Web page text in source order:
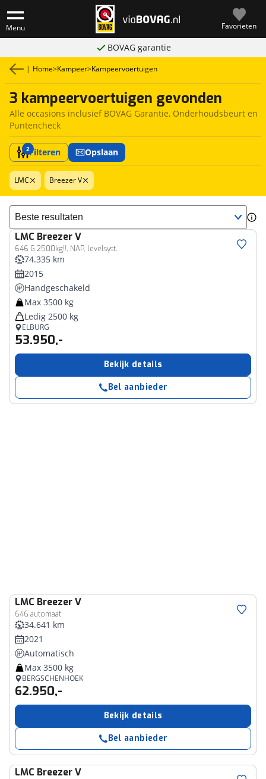
Menu Favorieten
BOVAG garantie
| Home>Kampeer>Kampeervoertuigen
3 kampeervoertuigen gevonden
Alle occasions inclusief BOVAG Garantie, Onderhoudsbeurt en
Puntencheck
2Filteren Opslaan
LMC Breezer V
Sorteer resultaten
LMC Breezer V
646 G 2500kg!!, NAP, levelsyst.
74.335 km
2015
Handgeschakeld
Max 3500 kg
Ledig 2500 kg
ELBURG
53.950,-
Bekijk details
Bel aanbieder
LMC Breezer V
646 automaat
34.641 km
2021
Automatisch
Max 3500 kg
BERGSCHENHOEK
62.950,-
Bekijk details
Bel aanbieder
LMC Breezer V